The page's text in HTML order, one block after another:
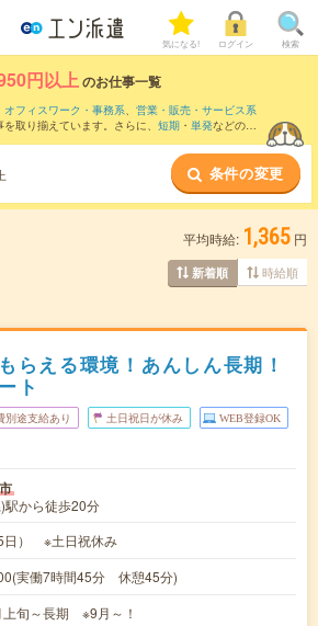
気になる! ログイン 検索
円以上のお仕事一覧
オフィスワーク・事務系、 営業・販売・サービス系
取り揃えています。さらに、 短期 ・ 単発などの期
人はこちら
賃金以上の求人のみを掲載しています。
条件の変更
平均時給: 1,365 円
新着順 時給順
らえる環境！あんしん長期！
ト
別途支給あり 土日祝日が休み WEB登録OK
駅から徒歩20分
日） ※土日祝休み
実働7時間45分 休憩45分)
旬～長期 ※9月～！